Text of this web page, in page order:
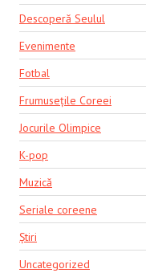
Descoperă Seulul
Evenimente
Fotbal
Frumusețile Coreei
Jocurile Olimpice
K-pop
Muzică
Seriale coreene
Știri
Uncategorized